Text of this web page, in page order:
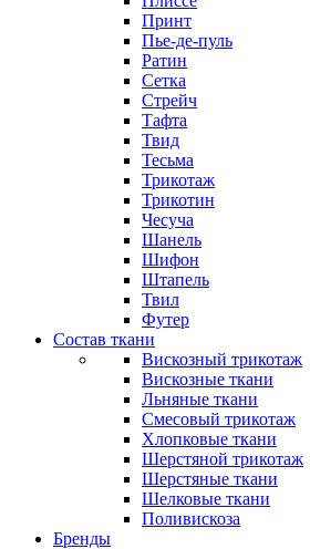
Принт
Пье-де-пуль
Ратин
Сетка
Стрейч
Тафта
Твид
Тесьма
Трикотаж
Трикотин
Чесуча
Шанель
Шифон
Штапель
Твил
Футер
Состав ткани
Вискозный трикотаж
Вискозные ткани
Льняные ткани
Смесовый трикотаж
Хлопковые ткани
Шерстяной трикотаж
Шерстяные ткани
Шелковые ткани
Поливискоза
Бренды